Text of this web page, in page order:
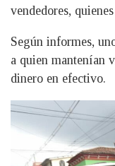
vendedores,
Según informes,
a quien mantenían
dinero en efectivo.